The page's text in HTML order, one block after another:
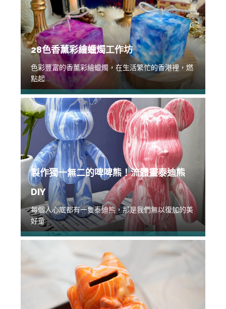
28色香薰彩繪蠟燭工作坊
色彩豐富的香薰彩繪蠟燭，在生活繁忙的香港裡，燃
點起...
製作獨一無二的啤啤熊！流體畫泰迪熊
DIY
每個人心底都有一隻泰迪熊，那是我們無以復加的美
好童...